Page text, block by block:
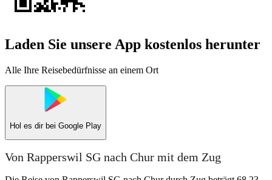
Laden Sie unsere App kostenlos herunter
Alle Ihre Reisebedürfnisse an einem Ort
Hol es dir bei Google Play
Von Rapperswil SG nach Chur mit dem Zug